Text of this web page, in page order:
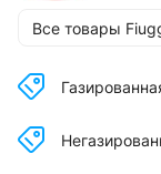
Все товары